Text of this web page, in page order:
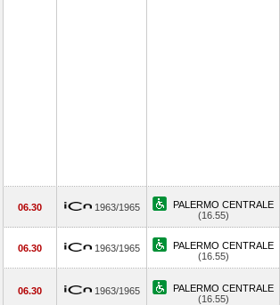
06.30 1963/1965
PALERMO CENTRALE
(16.55)
06.30 1963/1965
PALERMO CENTRALE
(16.55)
06.30 1963/1965
PALERMO CENTRALE
(16.55)